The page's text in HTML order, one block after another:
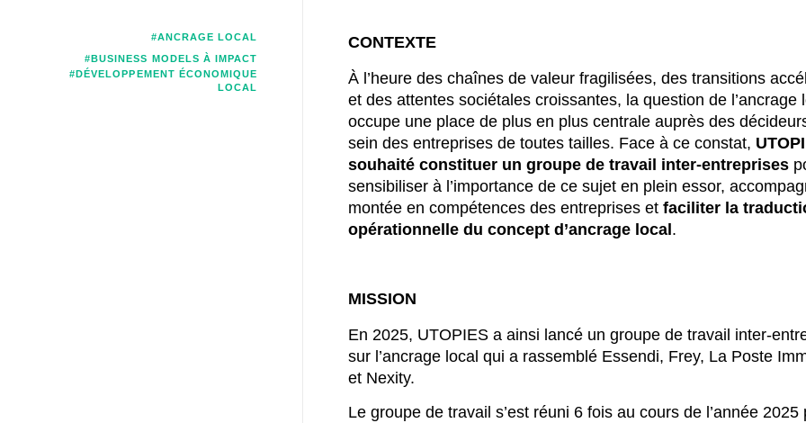
#ANCRAGE LOCAL
#BUSINESS MODELS À IMPACT
#DÉVELOPPEMENT ÉCONOMIQUE
LOCAL
CONTEXTE
À l’heure des chaînes de valeur fragilisées, des transitions
et des attentes sociétales croissantes, la question de l’ancrage
occupe une place de plus en plus centrale auprès des
sein des entreprises de toutes tailles. Face à ce constat,
souhaité constituer un groupe de travail inter-entreprises
sensibiliser à l’importance de ce sujet en plein essor,
montée en compétences des entreprises et faciliter la
opérationnelle du concept d’ancrage local .
MISSION
En 2025, UTOPIES a ainsi lancé un groupe de travail inter-
sur l’ancrage local qui a rassemblé Essendi, Frey, La Poste
et Nexity.
Le groupe de travail s’est réuni 6 fois au cours de l’année 2025